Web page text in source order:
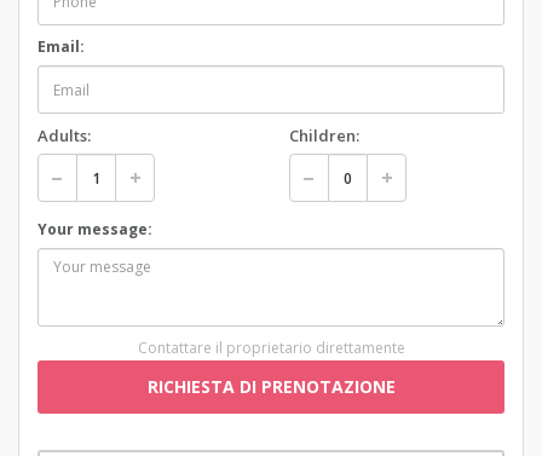
Email:
Adults: Children:
Your message:
Contattare il proprietario direttamente
RICHIESTA DI PRENOTAZIONE